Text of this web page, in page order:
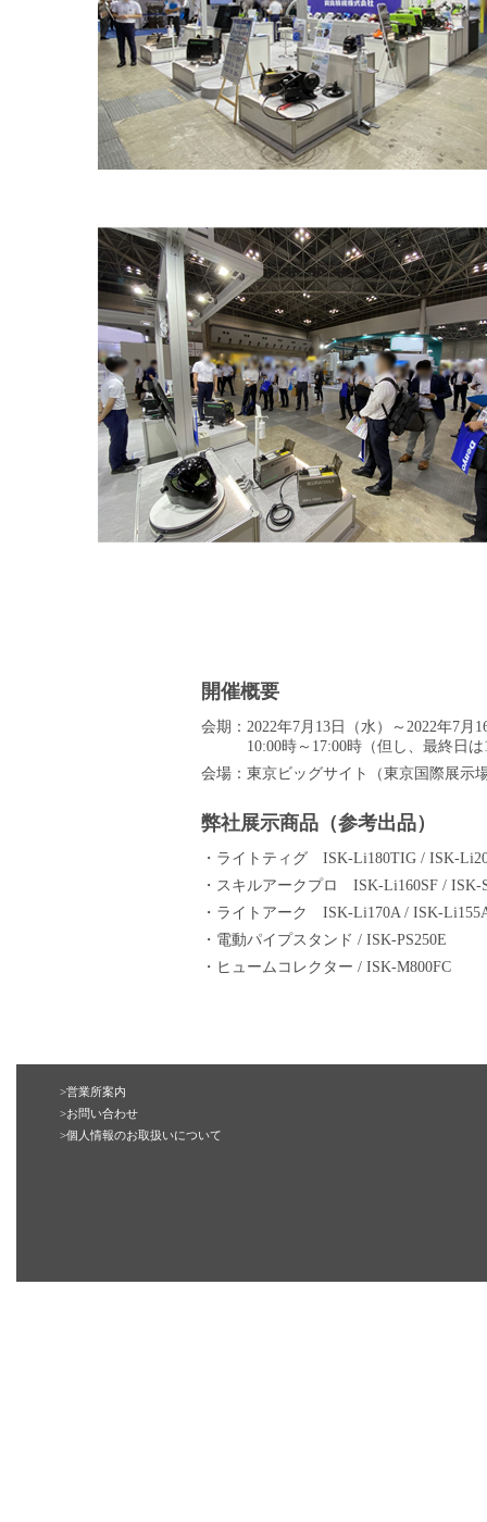
開催概要
会期：2022年7月13日（水）～2022年7月
10:00時～17:00時（但し、最終日は
会場：東京ビッグサイト（東京国際展
弊社展示商品（参考出品）
・ライトティグ ISK-Li180TIG / ISK-
・スキルアークプロ ISK-Li160SF / ISK-
・ライトアーク ISK-Li170A / ISK-
・電動パイプスタンド / ISK-PS250E
・ヒュームコレクター / ISK-M800FC
>営業所案内
>お問い合わせ
>個人情報のお取扱いについて